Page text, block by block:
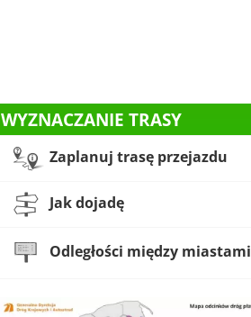
WYZNACZANIE TRASY
Zaplanuj trasę przejazdu
Jak dojadę
Odległości między miastami